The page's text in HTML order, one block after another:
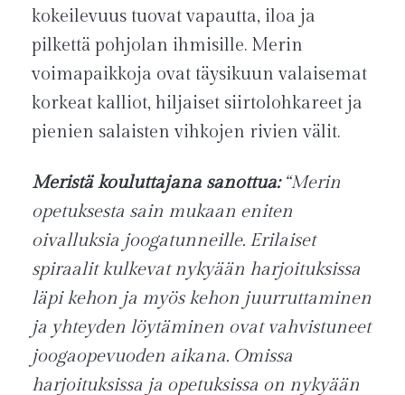
kokeilevuus tuovat vapautta, iloa ja
pilkettä pohjolan ihmisille. Merin
voimapaikkoja ovat täysikuun valaisemat
korkeat kalliot, hiljaiset siirtolohkareet ja
pienien salaisten vihkojen rivien välit.
Meristä kouluttajana sanottua: “Merin
opetuksesta sain mukaan eniten
oivalluksia joogatunneille. Erilaiset
spiraalit kulkevat nykyään harjoituksissa
läpi kehon ja myös kehon juurruttaminen
ja yhteyden löytäminen ovat vahvistuneet
joogaopevuoden aikana. Omissa
harjoituksissa ja opetuksissa on nykyään